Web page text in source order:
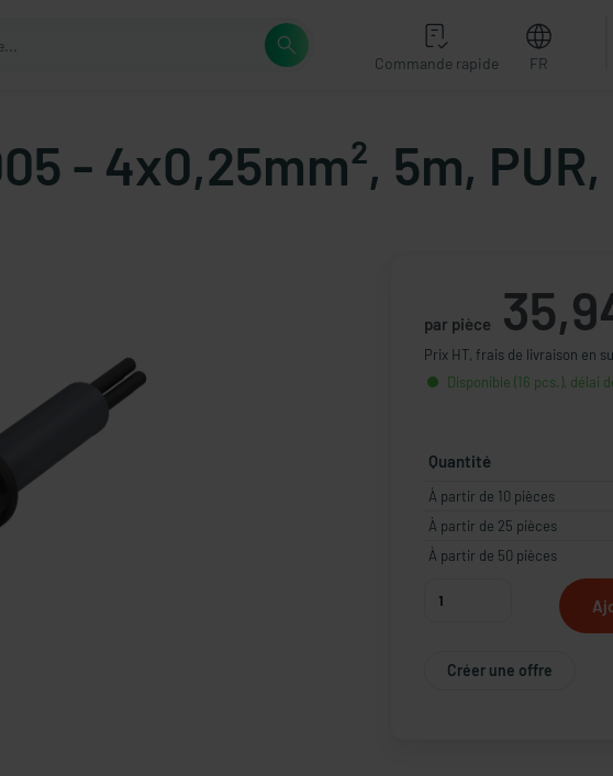
Commande rapide FR
- 4x0,25mm², 5m,
par pièce
Prix HT, frais de livraison en
Disponible (16 pcs.), délai
Quantité
À partir de 10 pièces
À partir de 25 pièces
À partir de 50 pièces
Créer une offre